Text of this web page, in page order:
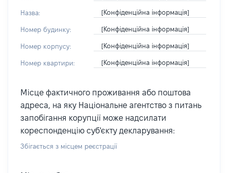
Назва: [Конфіденційна інформація]
Номер будинку: [Конфіденційна інформація]
Номер корпусу: [Конфіденційна інформація]
Номер квартири: [Конфіденційна інформація]
Місце фактичного проживання або поштова
адреса, на яку Національне агентство з питань
запобігання корупції може надсилати
кореспонденцію суб'єкту декларування:
Збігається з місцем реєстрації